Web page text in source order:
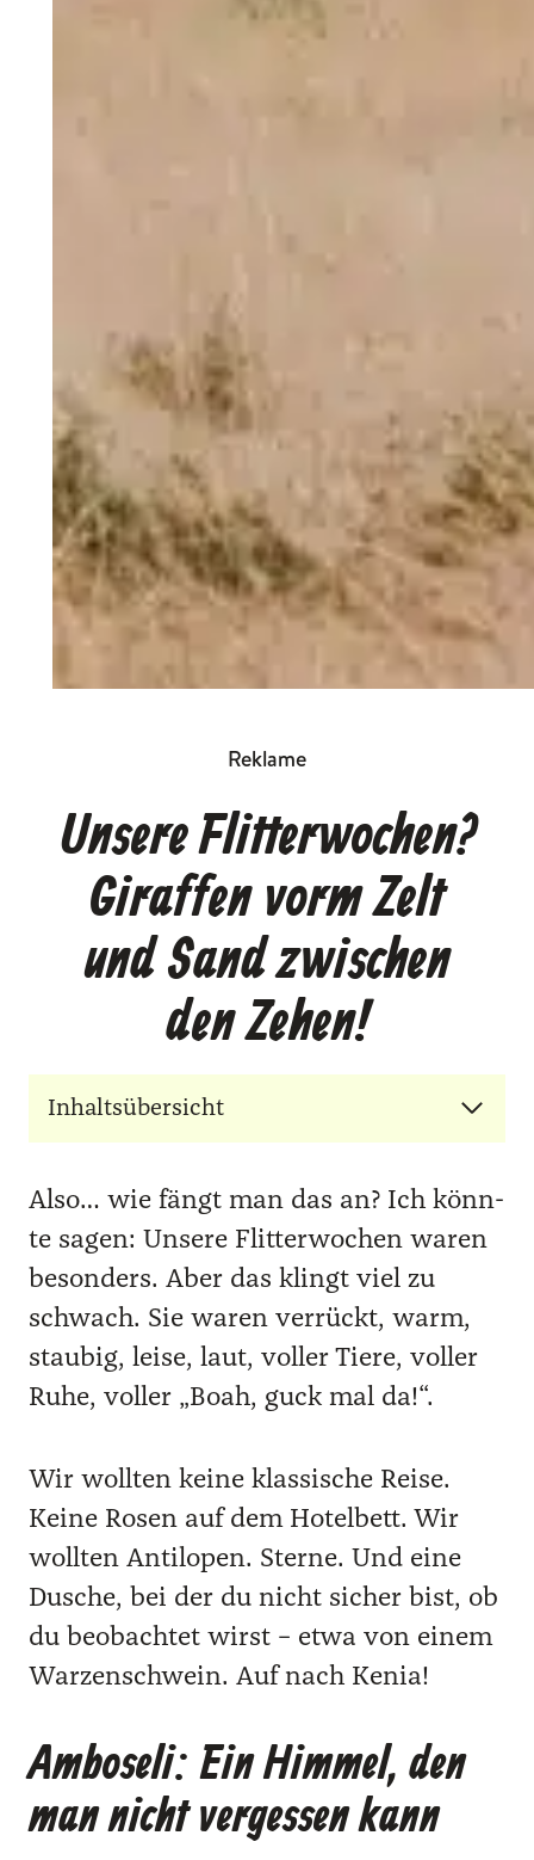
Reklame
Unsere Flitterwochen?
Giraffen vorm Zelt
und Sand zwischen
den Zehen!
Inhaltsübersicht
Also… wie fängt man das an? Ich könn­
te sagen: Unse­re Flit­ter­wo­chen waren
beson­ders. Aber das klingt viel zu
schwach. Sie waren ver­rückt, warm,
stau­big, lei­se, laut, vol­ler Tie­re, vol­ler
Ruhe, vol­ler „Boah, guck mal da!“.
Wir woll­ten kei­ne klas­si­sche Rei­se.
Kei­ne Rosen auf dem Hotel­bett. Wir
woll­ten Anti­lo­pen. Ster­ne. Und eine
Dusche, bei der du nicht sicher bist, ob
du beob­ach­tet wirst – etwa von einem
War­zen­schwein. Auf nach Kenia!
Amboseli: Ein Himmel, den
man nicht vergessen kann